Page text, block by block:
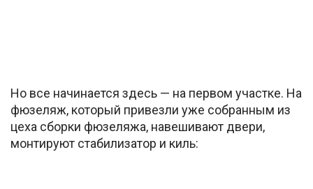
Но все начинается здесь — на первом участке. На
фюзеляж, который привезли уже собранным из
цеха сборки фюзеляжа, навешивают двери,
монтируют стабилизатор и киль: